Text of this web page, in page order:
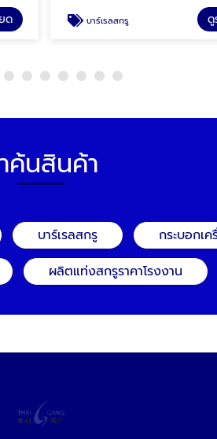
ด บาร์เรลสกรู ดู
ค้นสินค้า
บาร์เรลสกรู กระบอกเ
ผลิตแท่งสกรูราคาโรงงาน